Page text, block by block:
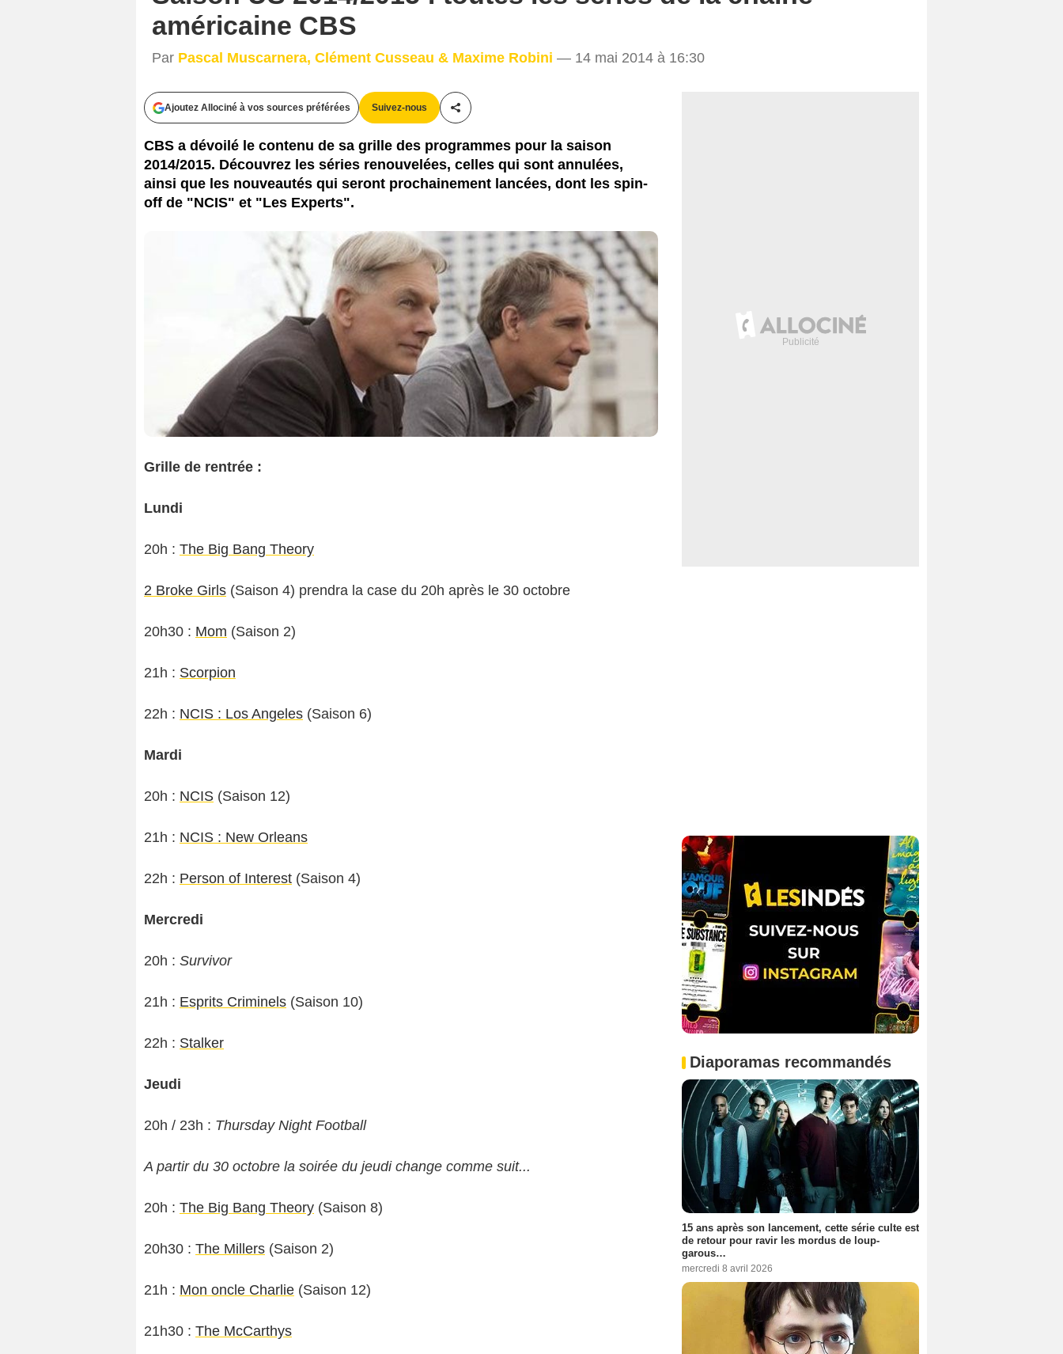
américaine CBS
Par Pascal Muscarnera, Clément Cusseau & Maxime Robini — 14 mai 2014 à 16:30
Ajoutez Allociné à vos sources préférées Suivez-nous
Partager cet article
CBS a dévoilé le contenu de sa grille des programmes pour la saison
2014/2015. Découvrez les séries renouvelées, celles qui sont annulées,
ainsi que les nouveautés qui seront prochainement lancées, dont les spin-
off de "NCIS" et "Les Experts".
Grille de rentrée :
Lundi
20h : The Big Bang Theory
2 Broke Girls (Saison 4) prendra la case du 20h après le 30 octobre
20h30 : Mom (Saison 2)
21h : Scorpion
22h : NCIS : Los Angeles (Saison 6)
Mardi
20h : NCIS (Saison 12)
21h : NCIS : New Orleans
22h : Person of Interest (Saison 4)
Mercredi
20h : Survivor
21h : Esprits Criminels (Saison 10)
22h : Stalker
Jeudi
20h / 23h : Thursday Night Football
A partir du 30 octobre la soirée du jeudi change comme suit...
20h : The Big Bang Theory (Saison 8)
20h30 : The Millers (Saison 2)
21h : Mon oncle Charlie (Saison 12)
21h30 : The McCarthys
Diaporamas recommandés
15 ans après son lancement, cette série culte est
de retour pour ravir les mordus de loup-
garous…
mercredi 8 avril 2026